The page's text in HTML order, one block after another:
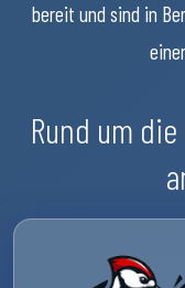
bereit und sind in
Rund um